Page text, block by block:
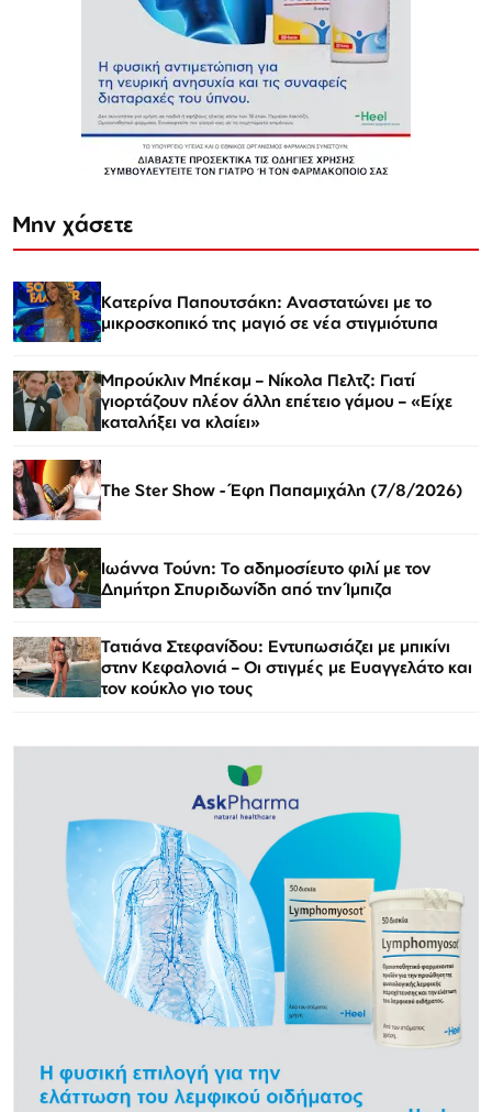
Μην χάσετε
Κατερίνα Παπουτσάκη: Αναστατώνει με το
μικροσκοπικό της μαγιό σε νέα στιγμιότυπα
Μπρούκλιν Μπέκαμ – Νίκολα Πελτζ: Γιατί
γιορτάζουν πλέον άλλη επέτειο γάμου – «Είχε
καταλήξει να κλαίει»
The Ster Show - Έφη Παπαμιχάλη (7/8/2026)
Ιωάννα Τούνη: Το αδημοσίευτο φιλί με τον
Δημήτρη Σπυριδωνίδη από την Ίμπιζα
Τατιάνα Στεφανίδου: Εντυπωσιάζει με μπικίνι
στην Κεφαλονιά – Οι στιγμές με Ευαγγελάτο και
τον κούκλο γιο τους